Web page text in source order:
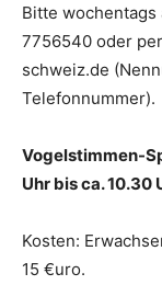
Bitte
7756540 oder
schweiz.de
Telefonnummer).
Vogelstimmen-
Uhr bis ca. 10.30
Kosten:
15 €uro.